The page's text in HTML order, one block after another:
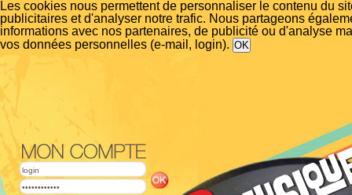
Les cookies nous permettent de personnaliser le contenu du
publicitaires et d'analyser notre trafic. Nous partageons
informations avec nos partenaires, de publicité ou d'analyse
vos données personnelles (e-mail, login).